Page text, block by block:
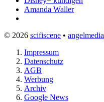
Amanda Waller
© 2026 scifiscene • angelmedia
Impressum
Datenschutz
AGB
Werbung
Archiv
Google News